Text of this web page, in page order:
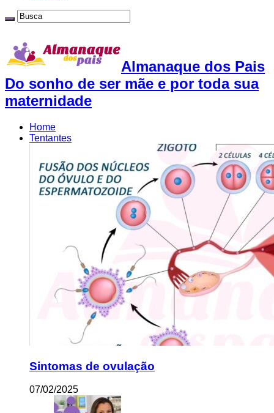
Almanaque dos Pais
Do sonho de ser mãe e por toda sua
maternidade
Home
Tentantes
Sintomas de ovulação
07/02/2025